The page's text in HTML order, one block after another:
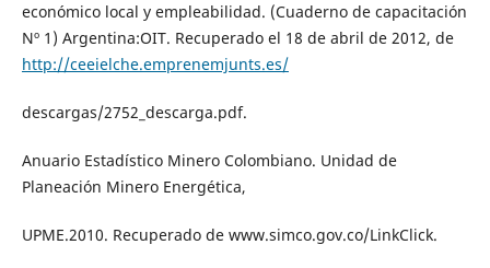
económico local y empleabilidad. (Cuaderno de capacitación
Nº 1) Argentina:OIT. Recuperado el 18 de abril de 2012, de
http://ceeielche.emprenemjunts.es/
descargas/2752_descarga.pdf.
Anuario Estadístico Minero Colombiano. Unidad de
Planeación Minero Energética,
UPME.2010. Recuperado de www.simco.gov.co/LinkClick.